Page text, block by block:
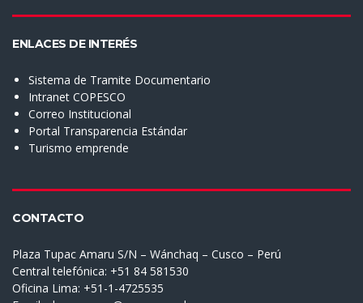
ENLACES DE INTERÉS
Sistema de Tramite Documentario
Intranet COPESCO
Correo Institucional
Portal Transparencia Estándar
Turismo emprende
CONTACTO
Plaza Tupac Amaru S/N – Wánchaq – Cusco – Perú
Central telefónica: +51 84 581530
Oficina Lima: +51-1-4725535